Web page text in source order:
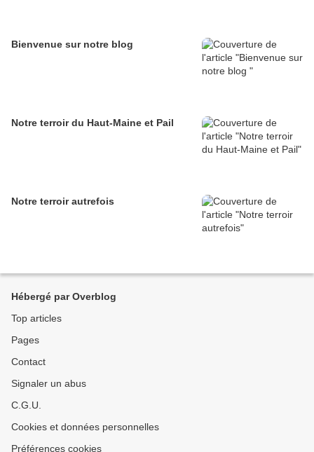
Bienvenue sur notre blog
Notre terroir du Haut-Maine et Pail
Notre terroir autrefois
Hébergé par Overblog
Top articles
Pages
Contact
Signaler un abus
C.G.U.
Cookies et données personnelles
Préférences cookies